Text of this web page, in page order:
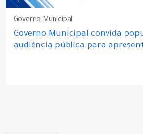
Governo Municipal
Governo Municipal convida
audiência pública para